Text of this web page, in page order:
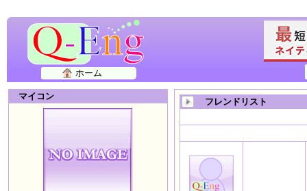
ホーム
マイコン
フレンドリスト